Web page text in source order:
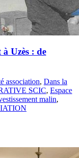
Uzès : de
association, Dans la
SCIC, Espace
malin,